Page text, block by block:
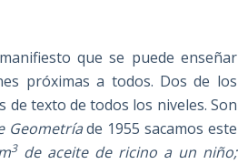
que se puede enseñar
próximas a todos. Dos de los
texto de todos los niveles. Son
Geometríade 1955 sacamos este
3de aceite de ricino a un niño;